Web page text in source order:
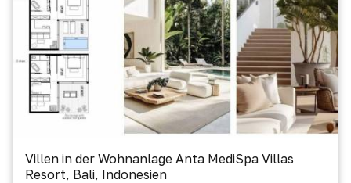
Villen in der Wohnanlage Anta MediSpa Villas
Resort, Bali, Indonesien